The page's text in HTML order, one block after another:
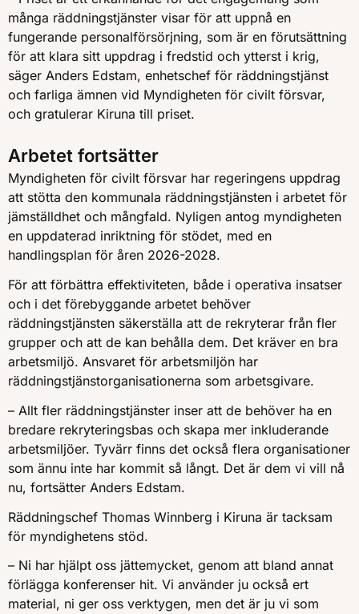
många räddningstjänster visar för att uppnå en
fungerande personalförsörjning, som är en förutsättning
för att klara sitt uppdrag i fredstid och ytterst i krig,
säger Anders Edstam, enhetschef för räddningstjänst
och farliga ämnen vid Myndigheten för civilt försvar,
och gratulerar Kiruna till priset.
Arbetet fortsätter
Myndigheten för civilt försvar har regeringens uppdrag
att stötta den kommunala räddningstjänsten i arbetet för
jämställdhet och mångfald. Nyligen antog myndigheten
en uppdaterad inriktning för stödet, med en
handlingsplan för åren 2026-2028.
För att förbättra effektiviteten, både i operativa insatser
och i det förebyggande arbetet behöver
räddningstjänsten säkerställa att de rekryterar från fler
grupper och att de kan behålla dem. Det kräver en bra
arbetsmiljö. Ansvaret för arbetsmiljön har
räddningstjänstorganisationerna som arbetsgivare.
– Allt fler räddningstjänster inser att de behöver ha en
bredare rekryteringsbas och skapa mer inkluderande
arbetsmiljöer. Tyvärr finns det också flera organisationer
som ännu inte har kommit så långt. Det är dem vi vill nå
nu, fortsätter Anders Edstam.
Räddningschef Thomas Winnberg i Kiruna är tacksam
för myndighetens stöd.
– Ni har hjälpt oss jättemycket, genom att bland annat
förlägga konferenser hit. Vi använder ju också ert
material, ni ger oss verktygen, men det är ju vi som